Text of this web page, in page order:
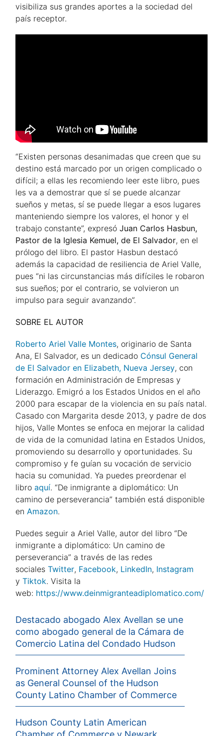
visibiliza sus grandes aportes a la sociedad del
país receptor.
“Existen personas desanimadas que creen que su
destino está marcado por un origen complicado o
difícil; a ellas les recomiendo leer este libro, pues
les va a demostrar que sí se puede alcanzar
sueños y metas, sí se puede llegar a esos lugares
manteniendo siempre los valores, el honor y el
trabajo constante”, expresóJuan Carlos Hasbun,
Pastor de la Iglesia Kemuel, de El Salvador, en el
prólogo del libro. El pastor Hasbun destacó
además la capacidad de resiliencia de Ariel Valle,
pues “ni las circunstancias más difíciles le robaron
sus sueños; por el contrario, se volvieron un
impulso para seguir avanzando”.
SOBRE EL AUTOR
Roberto Ariel Valle Montes, originario de Santa
Ana, El Salvador, es un dedicado Cónsul General
de El Salvador en Elizabeth, Nueva Jersey, con
formación en Administración de Empresas y
Liderazgo. Emigró a los Estados Unidos en el año
2000 para escapar de la violencia en su país natal.
Casado con Margarita desde 2013, y padre de dos
hijos, Valle Montes se enfoca en mejorar la calidad
de vida de la comunidad latina en Estados Unidos,
promoviendo su desarrollo y oportunidades. Su
compromiso y fe guían su vocación de servicio
hacia su comunidad. Ya puedes preordenar el
libroaquí. “De inmigrante a diplomático: Un
camino de perseverancia” también está disponible
en Amazon.
Puedes seguir a Ariel Valle, autor del libro “De
inmigrante a diplomático: Un camino de
perseverancia” a través de las redes
socialesTwitter, Facebook, LinkedIn, Instagram
yTiktok. Visita la
web: https://www.deinmigranteadiplomatico.com/
Destacado abogado Alex Avellan se une
como abogado general de la Cámara de
Comercio Latina del Condado Hudson
Prominent Attorney Alex Avellan Joins
as General Counsel of the Hudson
County Latino Chamber of Commerce
Hudson County Latin American